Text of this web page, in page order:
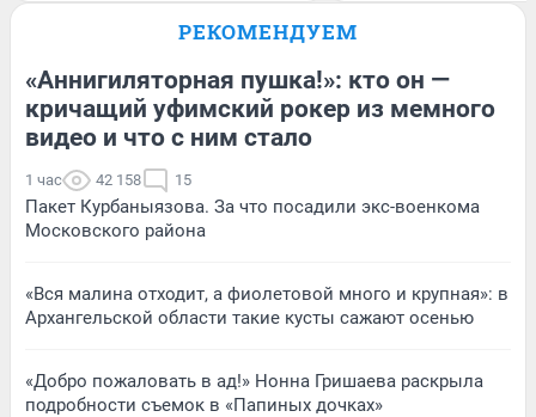
РЕКОМЕНДУЕМ
«Аннигиляторная пушка!»: кто он —
кричащий уфимский рокер из мемного
видео и что с ним стало
1 час 42 158 15
Пакет Курбаныязова. За что посадили экс-военкома
Московского района
«Вся малина отходит, а фиолетовой много и крупная»: в
Архангельской области такие кусты сажают осенью
«Добро пожаловать в ад!» Нонна Гришаева раскрыла
подробности съемок в «Папиных дочках»